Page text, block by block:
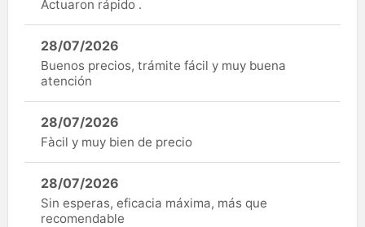
Actuaron rápido .
28/07/2026
Buenos precios, trámite fácil y muy buena
atención
28/07/2026
Fàcil y muy bien de precio
28/07/2026
Sin esperas, eficacia máxima, más que
recomendable